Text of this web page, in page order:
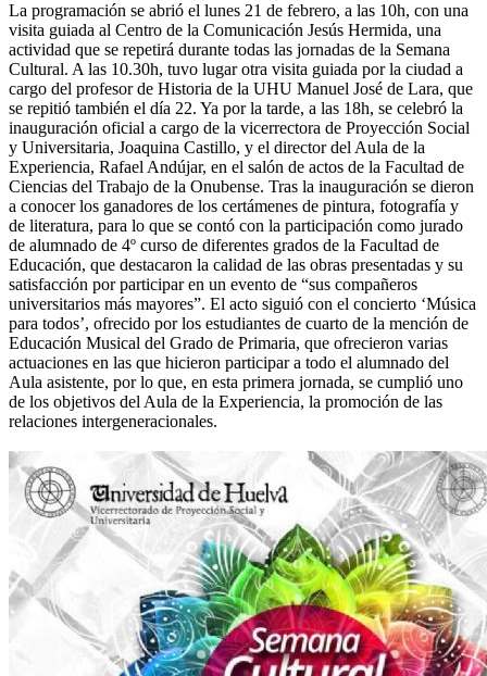
La programación se abrió el lunes 21 de febrero, a las 10h, con una
visita guiada al Centro de la Comunicación Jesús Hermida, una
actividad que se repetirá durante todas las jornadas de la Semana
Cultural. A las 10.30h, tuvo lugar otra visita guiada por la ciudad a
cargo del profesor de Historia de la UHU Manuel José de Lara, que
se repitió también el día 22. Ya por la tarde, a las 18h, se celebró la
inauguración oficial a cargo de la vicerrectora de Proyección Social
y Universitaria, Joaquina Castillo, y el director del Aula de la
Experiencia, Rafael Andújar, en el salón de actos de la Facultad de
Ciencias del Trabajo de la Onubense. Tras la inauguración se dieron
a conocer los ganadores de los certámenes de pintura, fotografía y
de literatura, para lo que se contó con la participación como jurado
de alumnado de 4º curso de diferentes grados de la Facultad de
Educación, que destacaron la calidad de las obras presentadas y su
satisfacción por participar en un evento de “sus compañeros
universitarios más mayores”. El acto siguió con el concierto ‘Música
para todos’, ofrecido por los estudiantes de cuarto de la mención de
Educación Musical del Grado de Primaria, que ofrecieron varias
actuaciones en las que hicieron participar a todo el alumnado del
Aula asistente, por lo que, en esta primera jornada, se cumplió uno
de los objetivos del Aula de la Experiencia, la promoción de las
relaciones intergeneracionales.